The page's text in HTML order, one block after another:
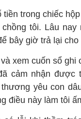
trong chiếc
tôi. Lâu nay
bây giờ trả lại cho
xem cuốn sổ ghi
cảm nhận được
yêu con
điều này làm tôi